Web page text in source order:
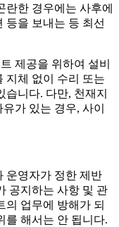
란한 경우에는 사후에
등을 보내는 등 최선
제공을 위하여 설비
지체 없이 수리 또는
니다. 다만, 천재지
가 있는 경우, 사이
운영자가 정한 제반
공지하는 사항 및 관
의 업무에 방해가 되
를 해서는 안 됩니다.